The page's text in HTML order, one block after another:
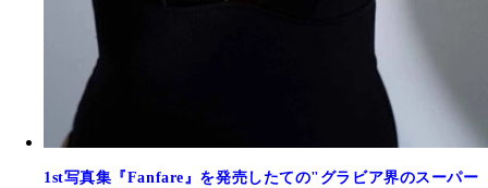
1st写真集『Fanfare』を発売したての"グラビア界のスーパー